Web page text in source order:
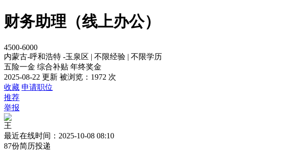
财务助理（线上办公）
4500-6000
内蒙古-呼和浩特 -玉泉区 | 不限经验 | 不限学历
五险一金 综合补贴 年终奖金
2025-08-22 更新 被浏览： 1972 次
收藏 申请职位
推荐
举报
王
最近在线时间：2025-10-08 08:10
87份简历投递